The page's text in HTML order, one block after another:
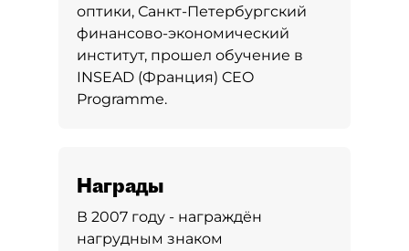
оптики, Санкт-Петербургский
финансово-экономический
институт, прошел обучение в
INSEAD (Франция) CEO
Programme.
Награды
В 2007 году - награждён
нагрудным знаком